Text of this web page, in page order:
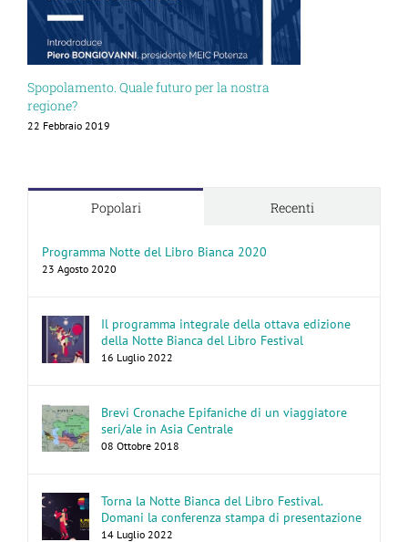
Spopolamento. Quale futuro per la nostra
regione?
22 Febbraio 2019
Popolari Recenti
Programma Notte del Libro Bianca 2020
23 Agosto 2020
Il programma integrale della ottava edizione
della Notte Bianca del Libro Festival
16 Luglio 2022
Brevi Cronache Epifaniche di un viaggiatore
seri/ale in Asia Centrale
08 Ottobre 2018
Torna la Notte Bianca del Libro Festival.
Domani la conferenza stampa di presentazione
14 Luglio 2022